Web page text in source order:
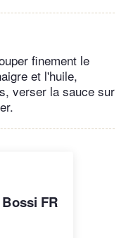
finement le
et l'huile,
verser la sauce sur
FR